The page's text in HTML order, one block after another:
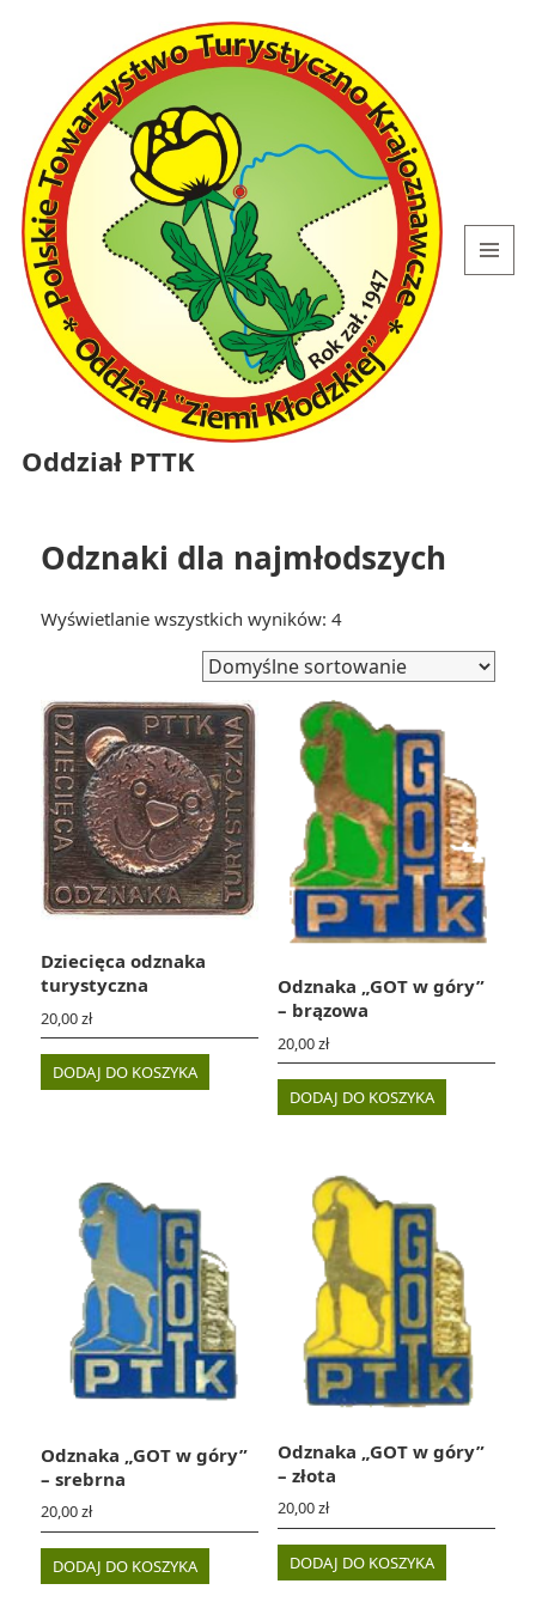
Oddział PTTK
Odznaki dla najmłodszych
Wyświetlanie wszystkich wyników: 4
Dziecięca odznaka
turystyczna
20,00zł
DODAJ DO KOSZYKA
Odznaka „GOT w góry”
– brązowa
20,00zł
DODAJ DO KOSZYKA
Odznaka „GOT w góry”
– srebrna
20,00zł
DODAJ DO KOSZYKA
Odznaka „GOT w góry”
– złota
20,00zł
DODAJ DO KOSZYKA